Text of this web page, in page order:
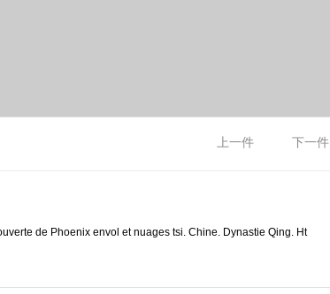
上一件 下一件
de Phoenix envol et nuages tsi. Chine. Dynastie Qing. Ht